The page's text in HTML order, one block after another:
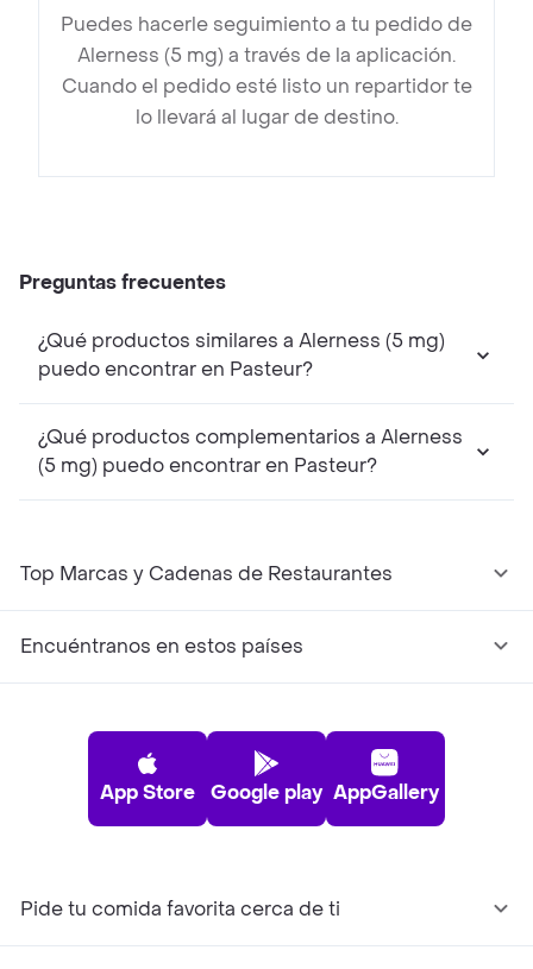
Puedes hacerle seguimiento a tu pedido de
Alerness (5 mg) a través de la aplicación.
Cuando el pedido esté listo un repartidor te
lo llevará al lugar de destino.
Preguntas frecuentes
¿Qué productos similares a Alerness (5 mg)
puedo encontrar en Pasteur?
¿Qué productos complementarios a Alerness
(5 mg) puedo encontrar en Pasteur?
Top Marcas y Cadenas de Restaurantes
Encuéntranos en estos países
App Store Google play AppGallery
Pide tu comida favorita cerca de ti